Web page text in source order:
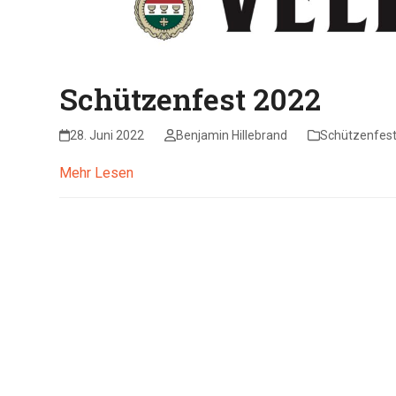
Schützenfest 2022
28. Juni 2022 Benjamin Hillebrand Schützenfest
Mehr Lesen